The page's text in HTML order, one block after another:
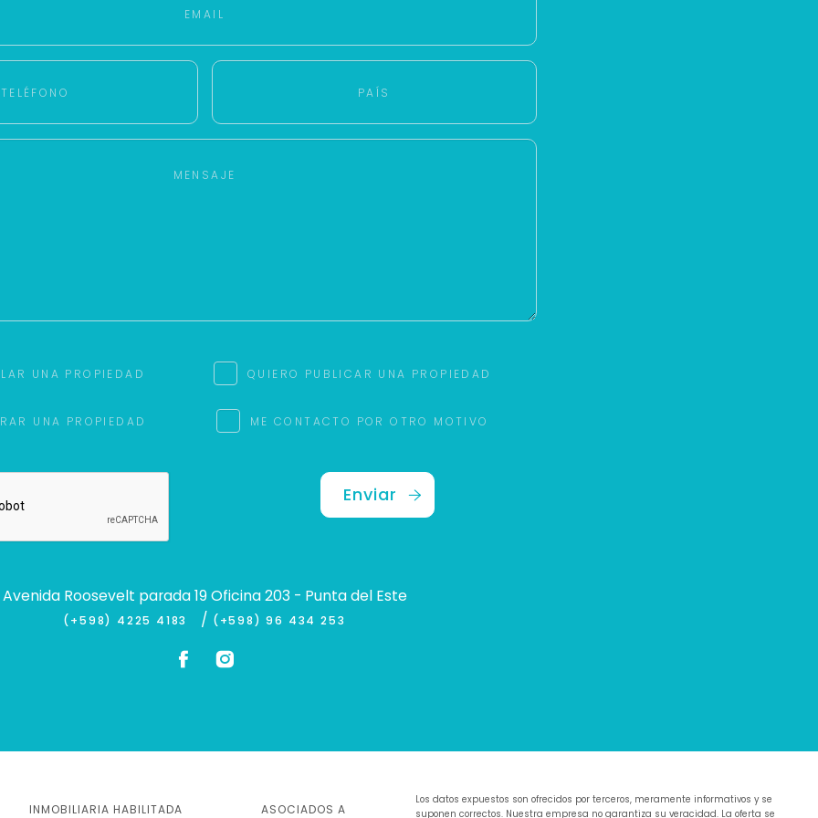
UNA PROPIEDAD QUIERO PUBLICAR UNA PROPIEDAD
UNA PROPIEDAD ME CONTACTO POR OTRO MOTIVO
Enviar
Avenida Roosevelt parada 19 Oficina 203 - Punta del Este
(+598) 4225 4183 / (+598) 96 434 253
INMOBILIARIA HABILITADA ASOCIADOS A
Los datos expuestos son ofrecidos por terceros, meramente informativos y se
suponen correctos. Nuestra empresa no garantiza su veracidad. La oferta se